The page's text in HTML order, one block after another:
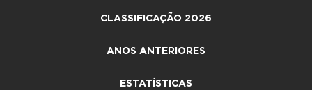
CLASSIFICAÇÃO 2026
ANOS ANTERIORES
ESTATÍSTICAS